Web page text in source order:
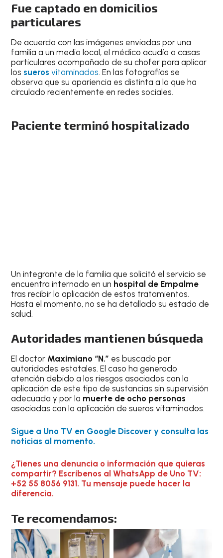
Fue captado en domicilios
particulares
De acuerdo con las imágenes enviadas por una
familia a un medio local, el médico acudía a casas
particulares acompañado de su chofer para aplicar
los sueros vitaminados. En las fotografías se
observa que su apariencia es distinta a la que ha
circulado recientemente en redes sociales.
Paciente terminó hospitalizado
Un integrante de la familia que solicitó el servicio se
encuentra internado en un hospital de Empalme
tras recibir la aplicación de estos tratamientos.
Hasta el momento, no se ha detallado su estado de
salud.
Autoridades mantienen búsqueda
El doctor Maximiano “N.” es buscado por
autoridades estatales. El caso ha generado
atención debido a los riesgos asociados con la
aplicación de este tipo de sustancias sin supervisión
adecuada y por la muerte de ocho personas
asociadas con la aplicación de sueros vitaminados.
Sigue a Uno TV en Google Discover y consulta las
noticias al momento.
¿Tienes una denuncia o información que quieras
compartir? Escríbenos al WhatsApp de Uno TV:
+52 55 8056 9131. Tu mensaje puede hacer la
diferencia.
Te recomendamos: